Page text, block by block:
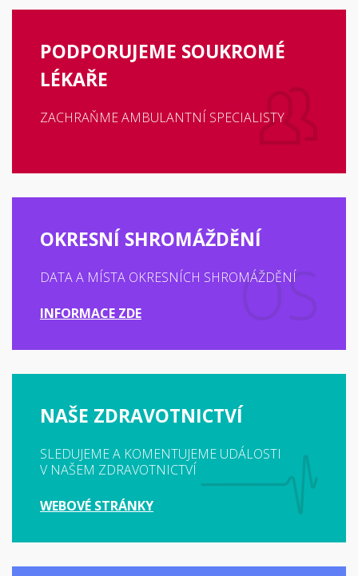
PODPORUJEME SOUKROMÉ
LÉKAŘE
ZACHRAŇME AMBULANTNÍ SPECIALISTY
OKRESNÍ SHROMÁŽDĚNÍ
DATA A MÍSTA OKRESNÍCH SHROMÁŽDĚNÍ
INFORMACE ZDE
NAŠE ZDRAVOTNICTVÍ
SLEDUJEME A KOMENTUJEME UDÁLOSTI
V NAŠEM ZDRAVOTNICTVÍ
WEBOVÉ STRÁNKY